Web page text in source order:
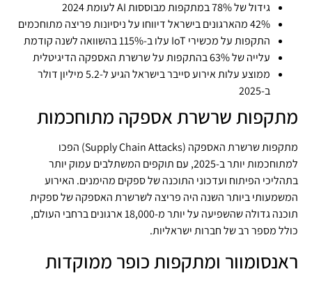
גידול של 78% במתקפות מבוססות AI לעומת 2024
42% מהארגונים בישראל דיווחו על ניסיונות פריצה מתוחכמים
התקפות על מכשירי IoT עלו ב-115% בהשוואה לשנה קודמת
עלייה של 63% בהתקפות על שרשרת האספקה הדיגיטלית
ממוצע עלות אירוע סייבר בישראל הגיע ל-5.2 מיליון דולר
ב-2025
מתקפות שרשרת אספקה מתוחכמות
מתקפות שרשרת האספקה (Supply Chain Attacks) הפכו
למתוחכמות יותר ב-2025, עם תוקפים המשתלבים עמוק יותר
בתהליכי הפיתוח ועדכוני התוכנה של ספקים מהימנים. האירוע
המשמעותי ביותר השנה היה פריצה לשרשרת האספקה של ספקית
תוכנה גדולה שהשפיעה על יותר מ-18,000 ארגונים ברחבי העולם,
כולל מספר רב של חברות ישראליות.
ראנסומוור ומתקפות כופר ממוקדות